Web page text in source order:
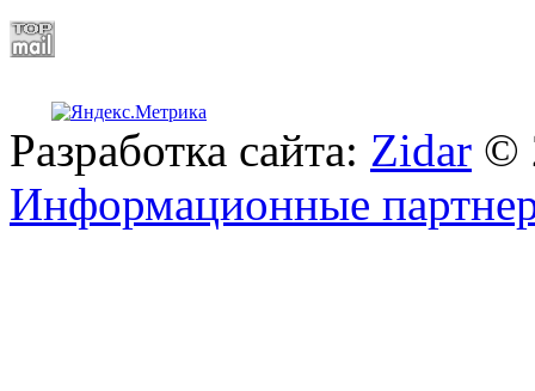
Разработка сайта: Zidar ©
Информационные